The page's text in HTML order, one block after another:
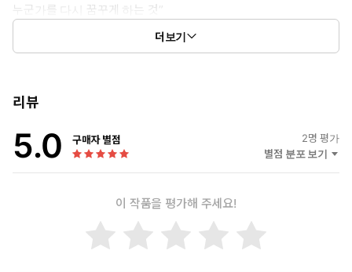
누군가를 다시 꿈꾸게 하는 것”
나의 그림을 통해 우리가 일상 속에서 무심코 지나치는 찰나의 행복
• 어색한 그림은 이제 안녕! 드로잉 기초부터 시작하는 리니의 펜
• 마카와 펜, 드로잉북만 들고 떠나요! 마카로 담는 여행의 특별한
기억
• 꿈꾸는 일상 공간 속의 나, 리니와 기초부터 배우는 아이패드
저서 <나의 첫 아이패드 드로잉>
더보기
리뷰
5.0 구매자 별점 2명 평가
별점 분포 보기
이 작품을 평가해 주세요!